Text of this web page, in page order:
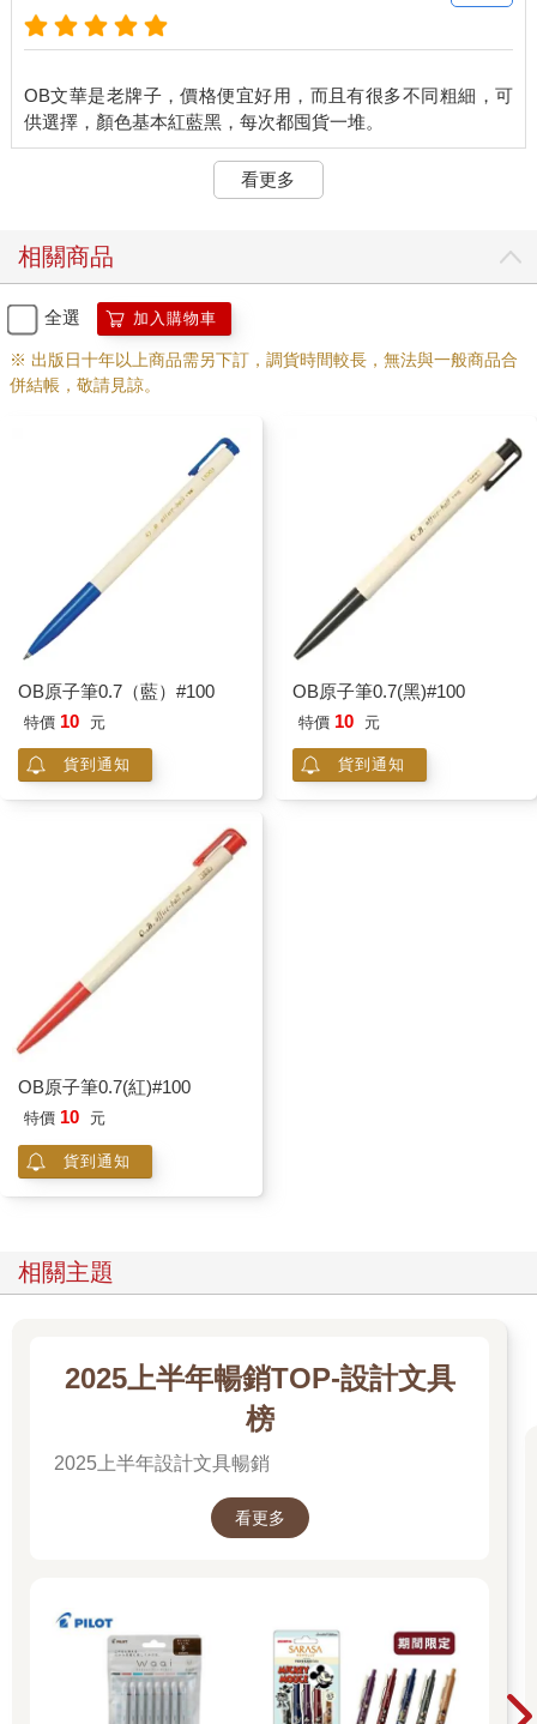
OB文華是老牌子，價格便宜好用，而且有很多不同粗細，可
看更多
相關商品
全選 加入購物車
※ 出版日十年以上商品需另下訂，調貨時間較長，無法與一般商品合
併結帳，敬請見諒。
OB原子筆0.7（藍）#100
特價 10 元
貨到通知
OB原子筆0.7(黑)#100
特價 10 元
貨到通知
OB原子筆0.7(紅)#100
特價 10 元
貨到通知
相關主題
2025上半年暢銷TOP-設計文具
榜
2025上半年設計文具暢銷
看更多